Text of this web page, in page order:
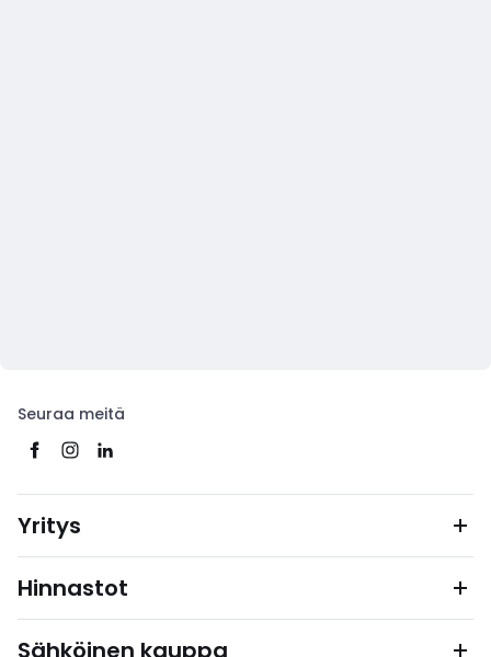
Seuraa meitä
Yritys
Hinnastot
Sähköinen kauppa